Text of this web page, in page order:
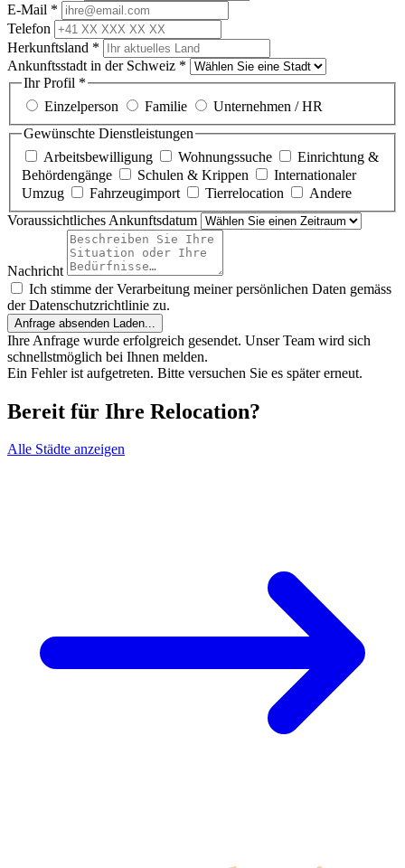
E-Mail *
Telefon
Herkunftsland *
Ankunftsstadt in der Schweiz *
Ihr Profil *
Einzelperson
Familie
Unternehmen / HR
Gewünschte Dienstleistungen
Arbeitsbewilligung
Wohnungssuche
Einrichtung &
Behördengänge
Schulen & Krippen
Internationaler
Umzug
Fahrzeugimport Tierrelocation
Andere
Voraussichtliches Ankunftsdatum
Nachricht
Ich stimme der Verarbeitung meiner persönlichen Daten gemäss
der Datenschutzrichtlinie zu.
Anfrage absenden Laden...
Ihre Anfrage wurde erfolgreich gesendet. Unser Team wird sich
schnellstmöglich bei Ihnen melden.
Ein Fehler ist aufgetreten. Bitte versuchen Sie es später erneut.
Bereit für Ihre Relocation?
Alle Städte anzeigen